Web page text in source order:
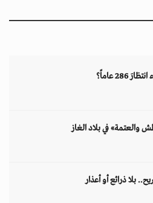
286 عاماً؟
والعتمة» في بلاد الغاز
بلا ذرائع أو أعذار